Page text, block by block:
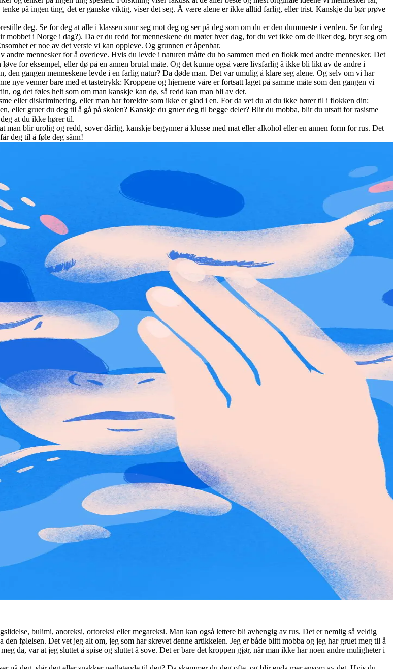
på ingen ting, det er ganske viktig, viser det seg. Å være alene er ikke alltid farlig, eller trist. Kanskje du bør prøve
deg. Se for deg at alle i klassen snur seg mot deg og ser på deg som om du er den dummeste i verden. Se for deg
i Norge i dag?). Da er du redd for menneskene du møter hver dag, for du vet ikke om de liker deg, bryr seg om
er noe av det verste vi kan oppleve. Og grunnen er åpenbar.
mennesker for å overleve. Hvis du levde i naturen måtte du bo sammen med en flokk med andre mennesker. Det
for eksempel, eller dø på en annen brutal måte. Og det kunne også være livsfarlig å ikke bli likt av de andre i
gangen menneskene levde i en farlig natur? Da døde man. Det var umulig å klare seg alene. Og selv om vi har
nye venner bare med et tastetrykk: Kroppene og hjernene våre er fortsatt laget på samme måte som den gangen vi
og det føles helt som om man kanskje kan dø, så redd kan man bli av det.
eller diskriminering, eller man har foreldre som ikke er glad i en. For da vet du at du ikke hører til i flokken din:
eller gruer du deg til å gå på skolen? Kanskje du gruer deg til begge deler? Blir du mobba, blir du utsatt for rasisme
at du ikke hører til.
man blir urolig og redd, sover dårlig, kanskje begynner å klusse med mat eller alkohol eller en annen form for rus. Det
deg til å føle deg sånn!
bulimi, anoreksi, ortoreksi eller megareksi. Man kan også lettere bli avhengig av rus. Det er nemlig så veldig
følelsen. Det vet jeg alt om, jeg som har skrevet denne artikkelen. Jeg er både blitt mobba og jeg har gruet meg til å
da, var at jeg sluttet å spise og sluttet å sove. Det er bare det kroppen gjør, når man ikke har noen andre muligheter i